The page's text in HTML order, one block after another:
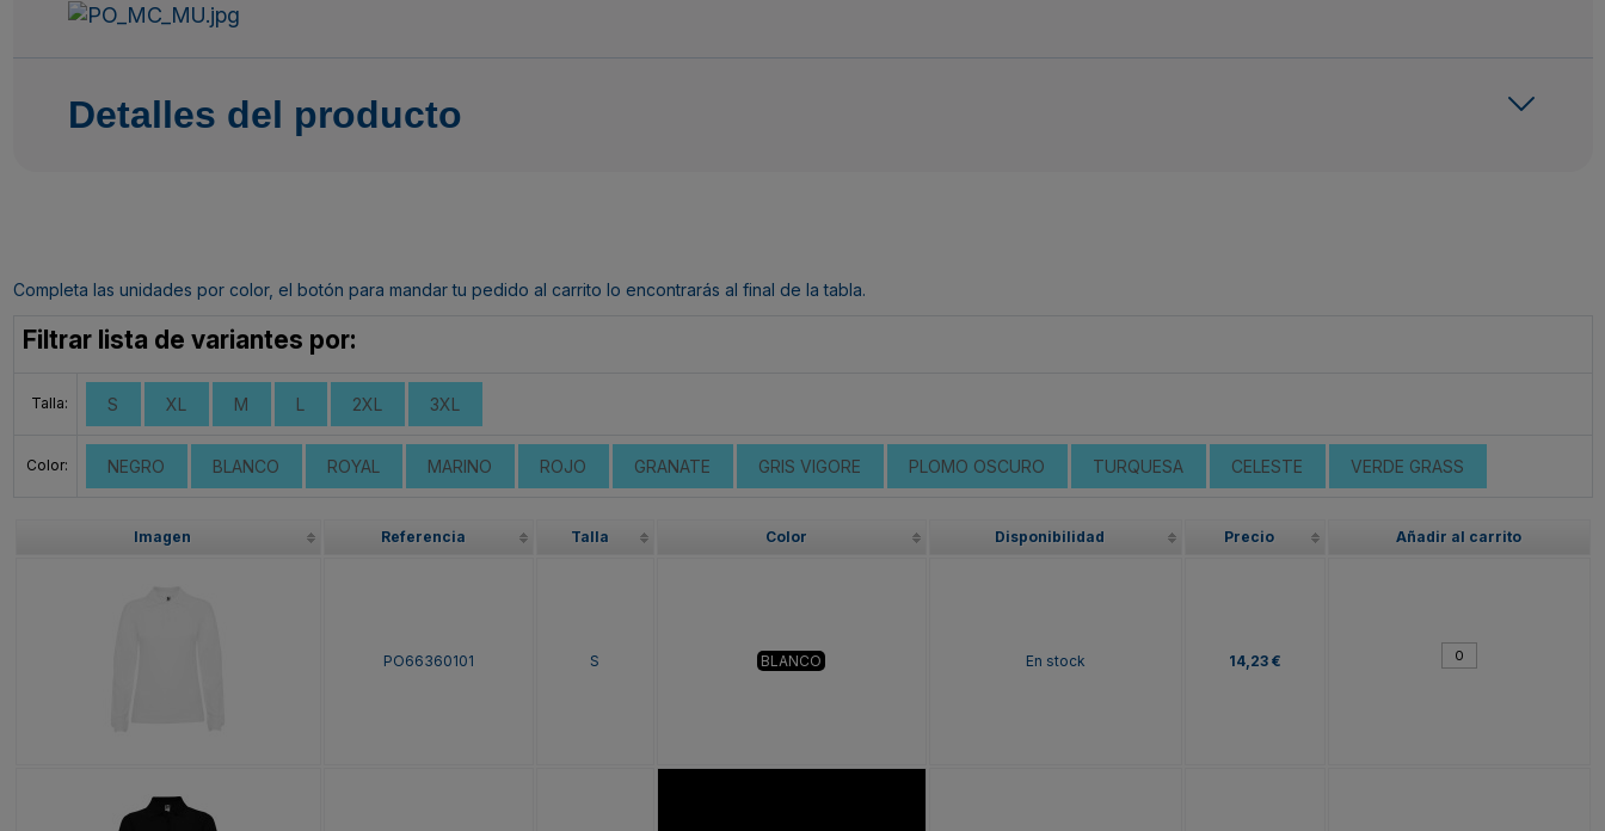
Detalles del producto
Completa las unidades por color, el botón para mandar tu pedido al carrito lo encontrarás al final de la tabla.
Filtrar lista de variantes por:
Talla: S XL M L 2XL 3XL
Color: NEGRO BLANCO ROYAL MARINO ROJO GRANATE GRIS VIGORE PLOMO OSCURO TURQUESA CELESTE VERDE GRASS
Imagen Referencia Talla Color Disponibilidad Precio Añadir al carrito
PO66360101 S BLANCO En stock 14,23 €